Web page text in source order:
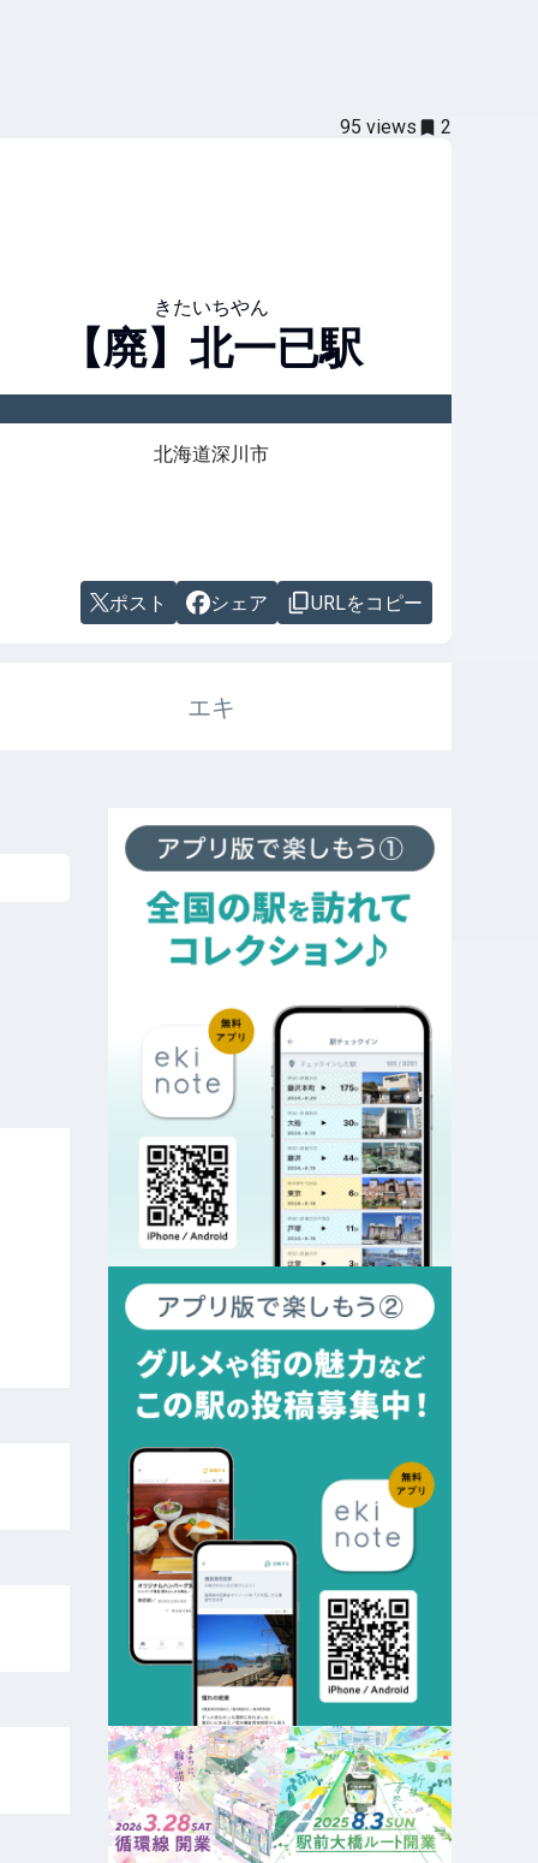
95 views 2
きたいちやん
【廃】北一已駅
北海道深川市
ポスト シェア URLをコピー
エキ